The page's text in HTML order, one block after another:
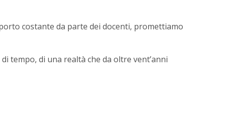
costante da parte dei docenti, promettiamo
tempo, di una realtà che da oltre vent’anni